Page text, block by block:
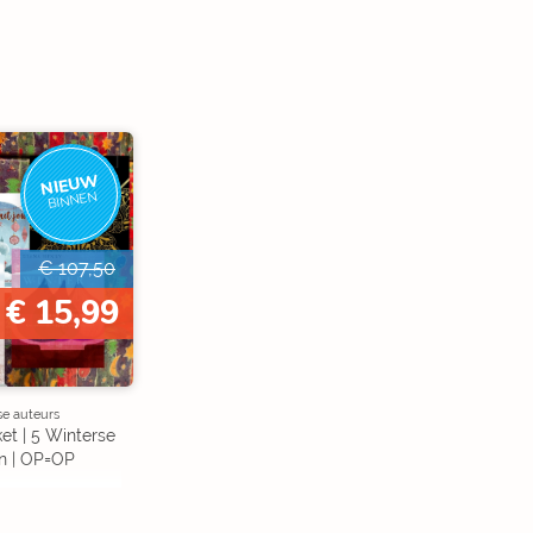
NIEUW
BINNEN
€ 107,50
€ 15,99
auteurs
| 5 Winterse
| OP=OP